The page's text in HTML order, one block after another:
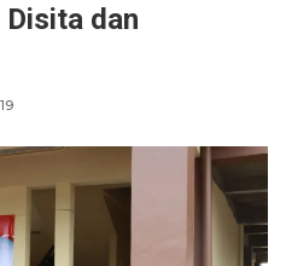
dan